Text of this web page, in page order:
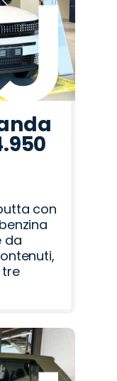
con
da